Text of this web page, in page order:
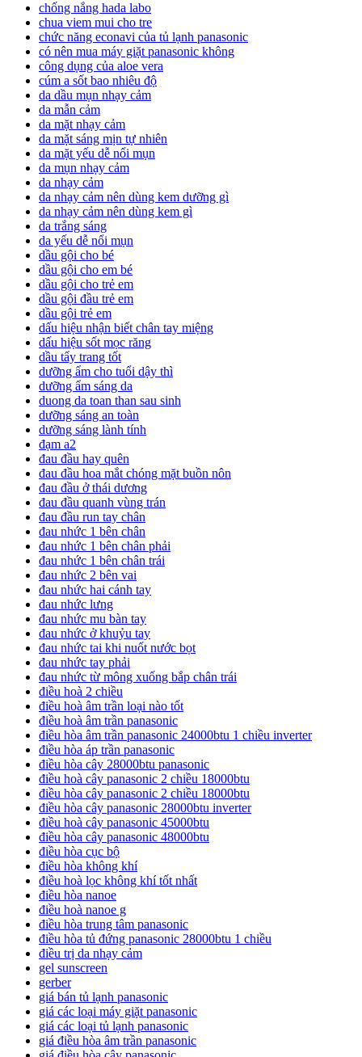
chống nắng hada labo
chua viem mui cho tre
chức năng econavi của tủ lạnh panasonic
có nên mua máy giặt panasonic không
công dụng của aloe vera
cúm a sốt bao nhiêu độ
da dầu mụn nhạy cảm
da mẫn cảm
da mặt nhạy cảm
da mặt sáng mịn tự nhiên
da mặt yếu dễ nổi mụn
da mụn nhạy cảm
da nhạy cảm
da nhạy cảm nên dùng kem dưỡng gì
da nhạy cảm nên dùng kem gì
da trắng sáng
da yếu dễ nổi mụn
dầu gội cho bé
dầu gội cho em bé
dầu gội cho trẻ em
dầu gội đầu trẻ em
dầu gội trẻ em
dấu hiệu nhận biết chân tay miệng
dấu hiệu sốt mọc răng
dầu tẩy trang tốt
dưỡng ẩm cho tuổi dậy thì
dưỡng ẩm sáng da
duong da toan than sau sinh
dưỡng sáng an toàn
dưỡng sáng lành tính
đạm a2
đau đầu hay quên
đau đầu hoa mắt chóng mặt buồn nôn
đau đầu ở thái dương
đau đầu quanh vùng trán
đau đầu run tay chân
đau nhức 1 bên chân
đau nhức 1 bên chân phải
đau nhức 1 bên chân trái
đau nhức 2 bên vai
đau nhức hai cánh tay
đau nhức lưng
đau nhức mu bàn tay
đau nhức ở khuỷu tay
đau nhức tai khi nuốt nước bọt
đau nhức tay phải
đau nhức từ mông xuống bắp chân trái
điều hoà 2 chiều
điều hoà âm trần loại nào tốt
điều hoà âm trần panasonic
điều hòa âm trần panasonic 24000btu 1 chiều inverter
điều hòa áp trần panasonic
điều hòa cây 28000btu panasonic
điều hoà cây panasonic 2 chiều 18000btu
điều hòa cây panasonic 2 chiều 18000btu
điều hòa cây panasonic 28000btu inverter
điều hoà cây panasonic 45000btu
điều hòa cây panasonic 48000btu
điều hòa cục bộ
điều hòa không khí
điều hoà lọc không khí tốt nhất
điều hòa nanoe
điều hoà nanoe g
điều hòa trung tâm panasonic
điều hòa tủ đứng panasonic 28000btu 1 chiều
điều trị da nhạy cảm
gel sunscreen
gerber
giá bán tủ lạnh panasonic
giá các loại máy giặt panasonic
giá các loại tủ lạnh panasonic
giá điều hòa âm trần panasonic